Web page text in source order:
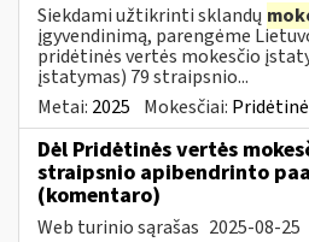
Siekdami užtikrinti sklandų
įgyvendinimą, parengėme
pridėtinės vertės mokesčio
įstatymas) 79 straipsnio...
Metai: 2025 Mokesčiai:
Dėl Pridėtinės vertės
straipsnio apibendrinto
(komentaro)
Web turinio sąrašas 2025-08-25